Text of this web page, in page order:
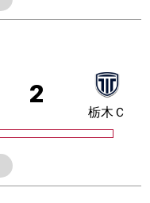
2
栃木Ｃ